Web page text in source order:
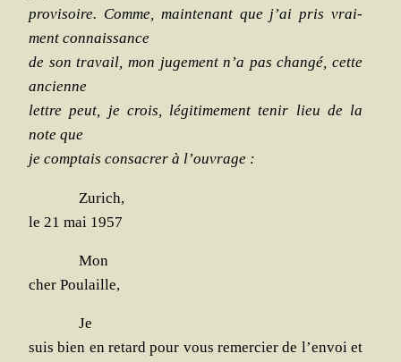
pro­vi­soire. Comme, main­te­nant que j’ai pris vrai­
ment connaissance
de son tra­vail, mon juge­ment n’a pas chan­gé, cette
ancienne
lettre peut, je crois, légi­ti­me­ment tenir lieu de la
note que
je comp­tais consa­crer à l’ouvrage :
Zurich,
le 21 mai 1957
Mon
cher Poulaille,
Je
suis bien en retard pour vous remer­cier de l’envoi et